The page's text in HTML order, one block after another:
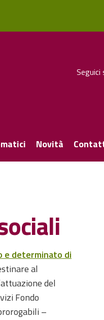
Seguici
Novità
e determinato di
al
del
Fondo
–